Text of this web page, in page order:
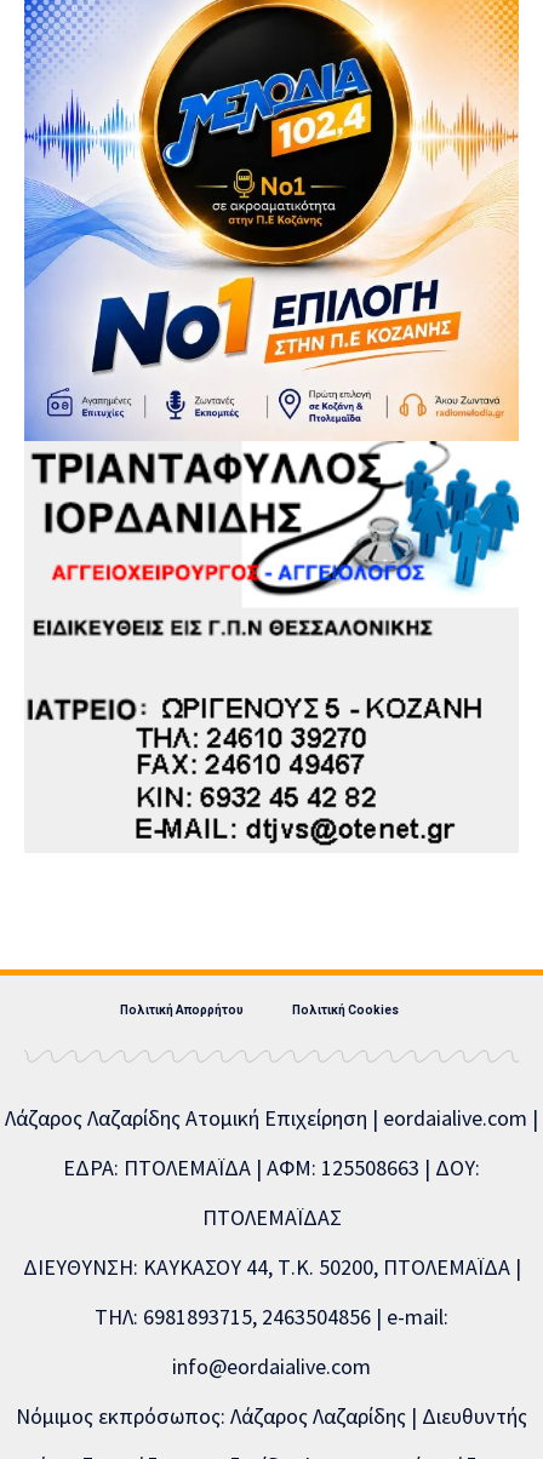
Πολιτική Απορρήτου Πολιτική Cookies
Λάζαρος Λαζαρίδης Ατομική Επιχείρηση | eordaialive.com |
ΕΔΡΑ: ΠΤΟΛΕΜΑΪΔΑ | ΑΦΜ: 125508663 | ΔΟΥ:
ΠΤΟΛΕΜΑΪΔΑΣ
ΔΙΕΥΘΥΝΣΗ: ΚΑΥΚΑΣΟΥ 44, Τ.Κ. 50200, ΠΤΟΛΕΜΑΪΔΑ |
ΤΗΛ: 6981893715, 2463504856 | e-mail:
info@eordaialive.com
Νόμιμος εκπρόσωπος: Λάζαρος Λαζαρίδης | Διευθυντής